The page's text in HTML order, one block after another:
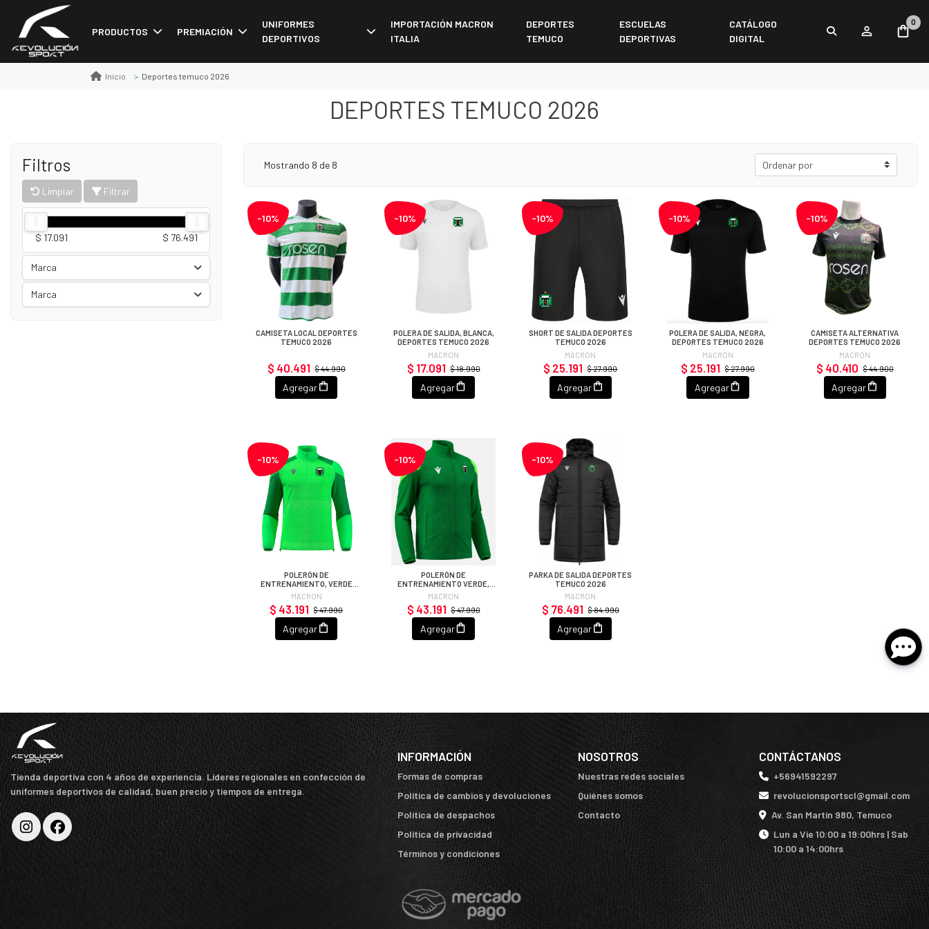
PRODUCTOS PREMIACIÓN
UNIFORMES
DEPORTIVOS
IMPORTACIÓN MACRON
ITALIA
DEPORTES
TEMUCO
ESCUELAS
DEPORTIVAS
CATÁLOGO
DIGITAL
0
Inicio Deportes temuco 2026
DEPORTES TEMUCO 2026
Filtros
Limpiar Filtrar
$ 17.091 $ 76.491
Marca
Marca
Mostrando 8 de 8
-10%
CAMISETA LOCAL DEPORTES
TEMUCO 2026
$ 44.990
$ 40.491
Agregar
-10%
POLERA DE SALIDA, BLANCA,
DEPORTES TEMUCO 2026
MACRON
$ 18.990
$ 17.091
Agregar
-10%
SHORT DE SALIDA DEPORTES
TEMUCO 2026
MACRON
$ 27.990
$ 25.191
Agregar
-10%
POLERA DE SALIDA, NEGRA,
DEPORTES TEMUCO 2026
MACRON
$ 27.990
$ 25.191
Agregar
-10%
CAMISETA ALTERNATIVA
DEPORTES TEMUCO 2026
MACRON
$ 44.900
$ 40.410
Agregar
-10%
POLERÓN DE
ENTRENAMIENTO, VERDE
FLÚOR, DEPORTES TEMUCO
2026
MACRON
$ 47.990
$ 43.191
Agregar
-10%
POLERÓN DE
ENTRENAMIENTO VERDE,
DEPORTES TEMUCO 2026
MACRON
$ 47.990
$ 43.191
Agregar
-10%
PARKA DE SALIDA DEPORTES
TEMUCO 2026
MACRON
$ 84.990
$ 76.491
Agregar
Tienda deportiva con 4 años de experiencia. Líderes regionales en confección de
uniformes deportivos de calidad, buen precio y tiempos de entrega.
INFORMACIÓN
Formas de compras
Política de cambios y devoluciones
Política de despachos
Política de privacidad
Términos y condiciones
NOSOTROS
Nuestras redes sociales
Quiénes somos
Contacto
CONTÁCTANOS
+56941592297
revolucionsportscl@gmail.com
Av. San Martín 980, Temuco
Lun a Vie 10:00 a 19:00hrs | Sab
10:00 a 14:00hrs